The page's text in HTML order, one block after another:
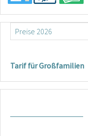
Tarif für Großfamilien